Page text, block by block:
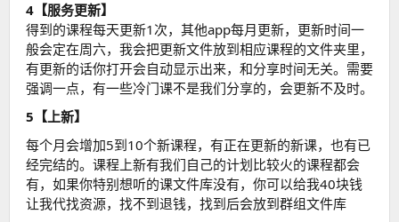
4【服务更新】
得到的课程每天更新1次，其他app每月更新，更新时间一
般会定在周六，我会把更新文件放到相应课程的文件夹里，
有更新的话你打开会自动显示出来，和分享时间无关。需要
强调一点，有一些冷门课不是我们分享的，会更新不及时。
5【上新】
每个月会增加5到10个新课程，有正在更新的新课，也有已
经完结的。课程上新有我们自己的计划比较火的课程都会
有，如果你特别想听的课文件库没有，你可以给我40块钱
让我代找资源，找不到退钱，找到后会放到群组文件库